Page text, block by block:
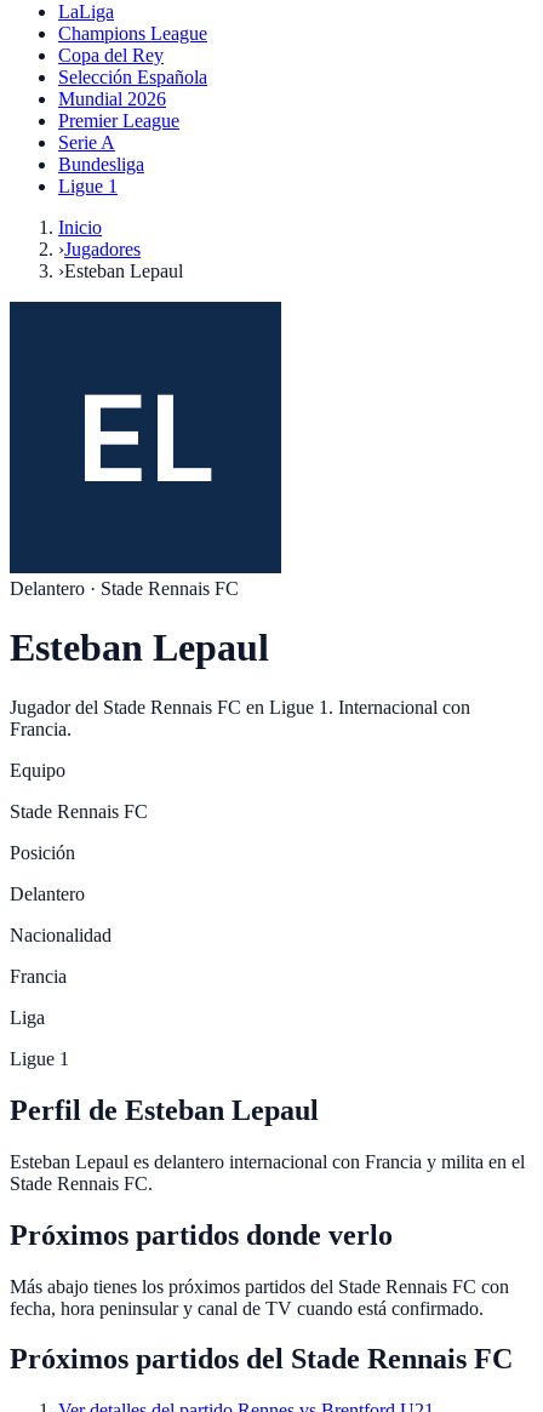
LaLiga
Champions League
Copa del Rey
Selección Española
Mundial 2026
Premier League
Serie A
Bundesliga
Ligue 1
Inicio
›Jugadores
›Esteban Lepaul
Delantero · Stade Rennais FC
Esteban Lepaul
Jugador del Stade Rennais FC en Ligue 1 . Internacional con
Francia.
Equipo
Stade Rennais FC
Posición
Delantero
Nacionalidad
Francia
Liga
Ligue 1
Perfil de Esteban Lepaul
Esteban Lepaul es delantero internacional con Francia y milita en el
Stade Rennais FC.
Próximos partidos donde verlo
Más abajo tienes los próximos partidos del Stade Rennais FC con
fecha, hora peninsular y canal de TV cuando está confirmado.
Próximos partidos del Stade Rennais FC